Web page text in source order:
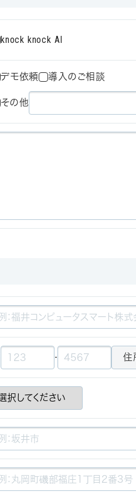
knock knock AI
デモ依頼 導入のご相談
その他
- 住